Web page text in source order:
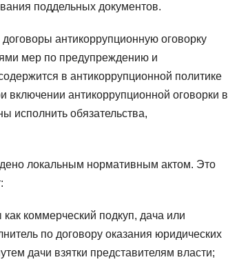
поддельных документов.
антикоррупционную оговорку
мер по предупреждению и
в антикоррупционной политике
включении антикоррупционной оговорки в
исполнить обязательства,
локальным нормативным актом. Это
коммерческий подкуп, дача или
по договору оказания юридических
дачи взятки представителям власти;